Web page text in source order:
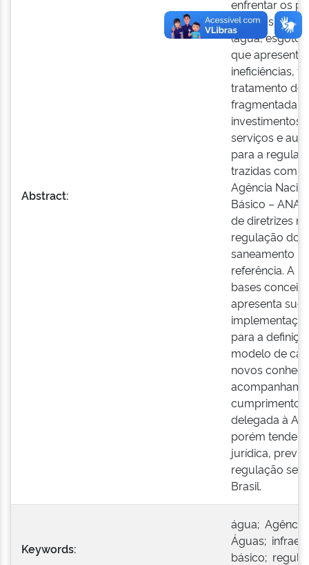
Abstract:
enfrentar os
serviços
(água, esgoto,
que
ineficiências,
tratamento de
fragmentada
investimentos
serviços e
para a
trazidas com
Agência
Básico – ANA
de diretrizes
regulação
saneamento –
referência. A
bases
apresenta
para a
modelo de
novos
cumprimento
delegada à
porém tende
jurídica,
regulação
Brasil.
Keywords:
água;
Águas;
básico;